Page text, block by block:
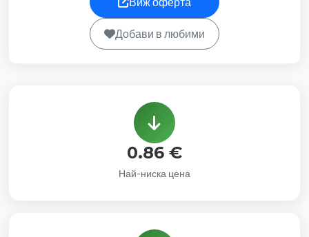
Добави в любими
0.86 €
Най-ниска цена